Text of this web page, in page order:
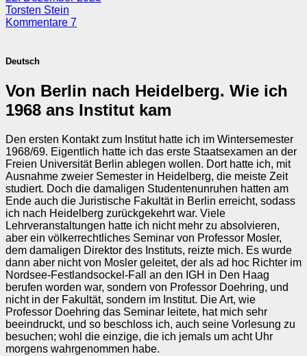
Torsten Stein
Kommentare 7
Deutsch
Von Berlin nach Heidelberg. Wie ich
1968 ans Institut kam
Den ersten Kontakt zum Institut hatte ich im Wintersemester
1968/69. Eigentlich hatte ich das erste Staatsexamen an der
Freien Universität Berlin ablegen wollen. Dort hatte ich, mit
Ausnahme zweier Semester in Heidelberg, die meiste Zeit
studiert. Doch die damaligen Studentenunruhen hatten am
Ende auch die Juristische Fakultät in Berlin erreicht, sodass
ich nach Heidelberg zurückgekehrt war. Viele
Lehrveranstaltungen hatte ich nicht mehr zu absolvieren,
aber ein völkerrechtliches Seminar von Professor Mosler,
dem damaligen Direktor des Instituts, reizte mich. Es wurde
dann aber nicht von Mosler geleitet, der als ad hoc Richter im
Nordsee-Festlandsockel-Fall an den IGH in Den Haag
berufen worden war, sondern von Professor Doehring, und
nicht in der Fakultät, sondern im Institut. Die Art, wie
Professor Doehring das Seminar leitete, hat mich sehr
beeindruckt, und so beschloss ich, auch seine Vorlesung zu
besuchen; wohl die einzige, die ich jemals um acht Uhr
morgens wahrgenommen habe.